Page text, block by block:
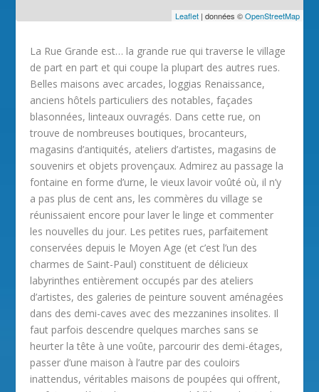
Leaflet| données ©OpenStreetMap
La Rue Grande est… la grande rue qui traverse le village
de part en part et qui coupe la plupart des autres rues.
Belles maisons avec arcades, loggias Renaissance,
anciens hôtels particuliers des notables, façades
blasonnées, linteaux ouvragés. Dans cette rue, on
trouve de nombreuses boutiques, brocanteurs,
magasins d’antiquités, ateliers d’artistes, magasins de
souvenirs et objets provençaux. Admirez au passage la
fontaine en forme d’urne, le vieux lavoir voûté où, il n’y
a pas plus de cent ans, les commères du village se
réunissaient encore pour laver le linge et commenter
les nouvelles du jour. Les petites rues, parfaitement
conservées depuis le Moyen Age (et c’est l’un des
charmes de Saint-Paul) constituent de délicieux
labyrinthes entièrement occupés par des ateliers
d’artistes, des galeries de peinture souvent aménagées
dans des demi-caves avec des mezzanines insolites. Il
faut parfois descendre quelques marches sans se
heurter la tête à une voûte, parcourir des demi-étages,
passer d’une maison à l’autre par des couloirs
inattendus, véritables maisons de poupées qui offrent,